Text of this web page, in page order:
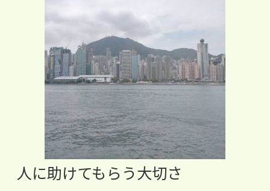
人に助けてもらう大切さ